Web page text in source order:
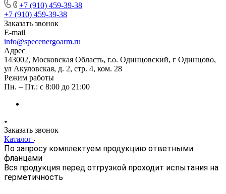
+7 (910) 459-39-38
+7 (910) 459-39-38
Заказать звонок
E-mail
info@specenergoarm.ru
Адрес
143002, Московская Область, г.о. Одинцовский, г Одинцово,
ул Акуловская, д. 2, стр. 4, ком. 28
Режим работы
Пн. – Пт.: с 8:00 до 21:00
Заказать звонок
Каталог
По запросу комплектуем продукцию ответными
фланцами
Вся продукция перед отгрузкой проходит испытания на
герметичность